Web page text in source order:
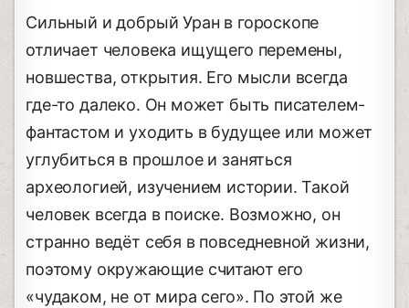
Сильный и добрый Уран в гороскопе
отличает человека ищущего перемены,
новшества, открытия. Его мысли всегда
где-то далеко. Он может быть писателем-
фантастом и уходить в будущее или может
углубиться в прошлое и заняться
археологией, изучением истории. Такой
человек всегда в поиске. Возможно, он
странно ведёт себя в повседневной жизни,
поэтому окружающие считают его
«чудаком, не от мира сего». По этой же